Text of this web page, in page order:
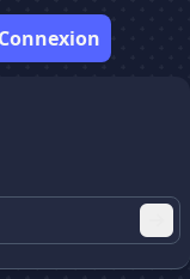
Connexion